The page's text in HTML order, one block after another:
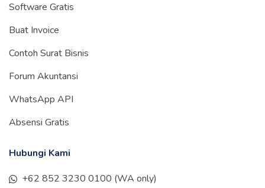
Software Gratis
Buat Invoice
Contoh Surat Bisnis
Forum Akuntansi
WhatsApp API
Absensi Gratis
Hubungi Kami
+62 852 3230 0100 (WA only)